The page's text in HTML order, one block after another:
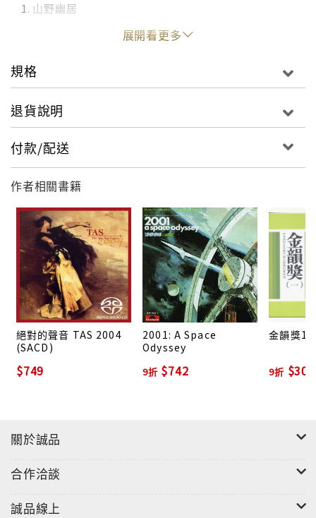
1. 山野幽居
4. 湖亭晚歸
5. 風雨殘雷
7. 登軒待月
展開看更多
規格
退貨說明
付款/配送
作者相關書籍
絕對的聲音 TAS 2004
(SACD)
$749
2001: A Space
Odyssey
9折 $742
金韻獎1
9折 $306
關於誠品
合作洽談
誠品線上